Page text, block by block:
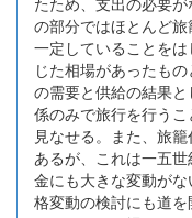
の部分ではほとんど
一定していることを
じた相場があったも
の需要と供給の結果
係のみで旅行を行う
見なせる。また、旅
あるが、これは一五
金にも大きな変動が
格変動の検討にも道